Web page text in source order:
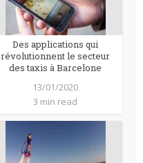
Des applications qui
révolutionnent le secteur
des taxis à Barcelone
13/01/2020
3 min read